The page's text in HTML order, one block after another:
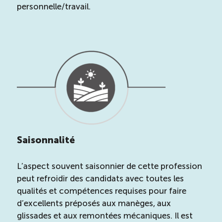
personnelle/travail.
Saisonnalité
L’aspect souvent saisonnier de cette profession
peut refroidir des candidats avec toutes les
qualités et compétences requises pour faire
d’excellents préposés aux manèges, aux
glissades et aux remontées mécaniques. Il est